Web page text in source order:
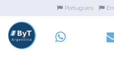
Portugues